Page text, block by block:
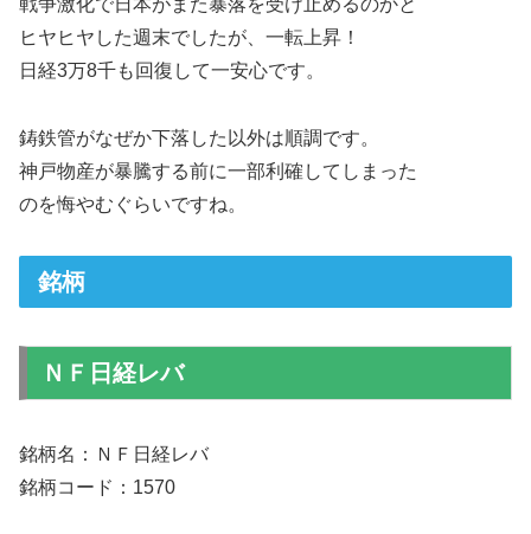
戦争激化で日本がまた暴落を受け止めるのかと
ヒヤヒヤした週末でしたが、一転上昇！
日経3万8千も回復して一安心です。
鋳鉄管がなぜか下落した以外は順調です。
神戸物産が暴騰する前に一部利確してしまった
のを悔やむぐらいですね。
銘柄
ＮＦ日経レバ
銘柄名：ＮＦ日経レバ
銘柄コード：1570